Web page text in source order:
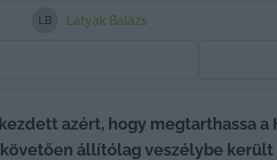
LB Latyák Balázs
azért, hogy megtarthassa
állítólag veszélybe